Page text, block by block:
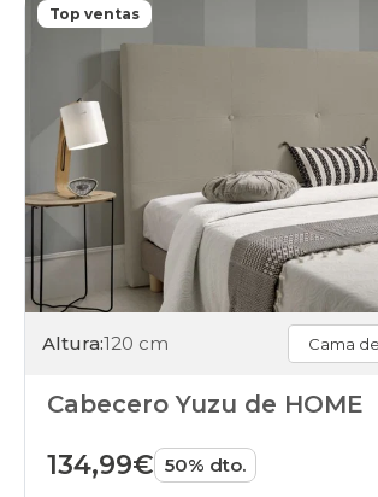
Top ventas
Altura:120 cm
Cabecero Yuzu de HOME
134,99€ 50% dto.